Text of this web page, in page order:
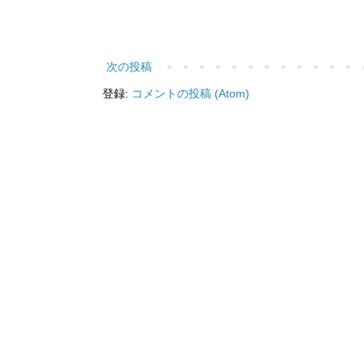
次の投稿
登録: コメントの投稿 (Atom)